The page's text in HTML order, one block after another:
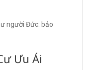
người Đức: bảo
Ưu Ái